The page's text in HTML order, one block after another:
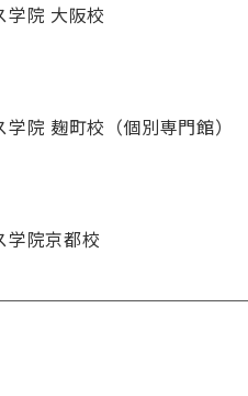
学院 大阪校
院 麹町校（個別専門館）
学院京都校